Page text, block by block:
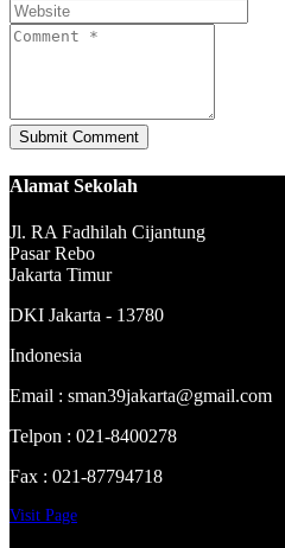
Alamat Sekolah
Jl. RA Fadhilah Cijantung
Pasar Rebo
Jakarta Timur
DKI Jakarta - 13780
Indonesia
Email : sman39jakarta@gmail.com
Telpon : 021-8400278
Fax : 021-87794718
Visit Page